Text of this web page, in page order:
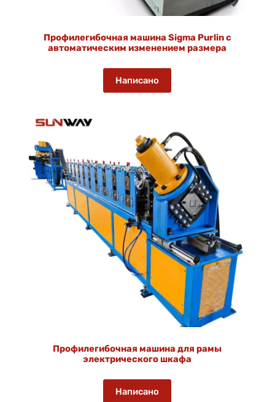
Профилегибочная машина Sigma Purlin с
автоматическим изменением размера
Написано
Профилегибочная машина для рамы
электрического шкафа
Написано